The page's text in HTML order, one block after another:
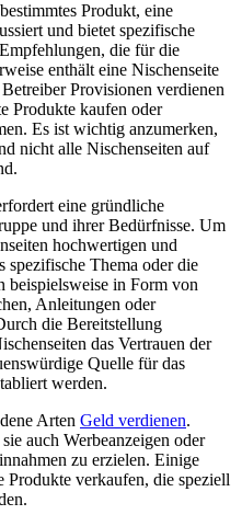
Produkt, eine
und bietet spezifische
die für die
enthält eine Nischenseite
Provisionen verdienen
Produkte kaufen oder
Es ist wichtig anzumerken,
nicht alle Nischenseiten auf
eine gründliche
und ihrer Bedürfnisse. Um
hochwertigen und
spezifische Thema oder die
beispielsweise in Form von
Anleitungen oder
die Bereitstellung
das Vertrauen der
Quelle für das
werden.
Arten Geld verdienen.
auch Werbeanzeigen oder
zu erzielen. Einige
Produkte verkaufen, die speziell